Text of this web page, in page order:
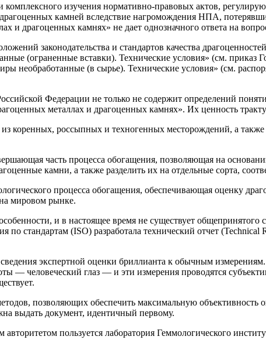
изучения нормативно-правовых актов,
драгоценных камней вследствие нагромождения НПА,
драгоценных камнях» не дает однозначного ответа на
законодательства и стандартов качества
(ограненные вставки). Технические условия» (см. приказ
необработанные (в сырье). Технические условия» (см.
Федерации не только не содержит определений
металлах и драгоценных камнях». Их ценность
коренных, россыпных и техногенных месторождений, а
часть процесса обогащения, позволяющая на
камни, а также разделить их на отдельные сорта,
процесса обогащения, обеспечивающая оценку
мировом рынке.
и в настоящее время не существует
стандартам (ISO) разработала технический отчет
экспертной оценки бриллианта к обычным
— человеческий глаз — и эти измерения проводятся
позволяющих обеспечить максимальную объективность
выдать документ, идентичный первому.
пользуется лаборатория Геммологического